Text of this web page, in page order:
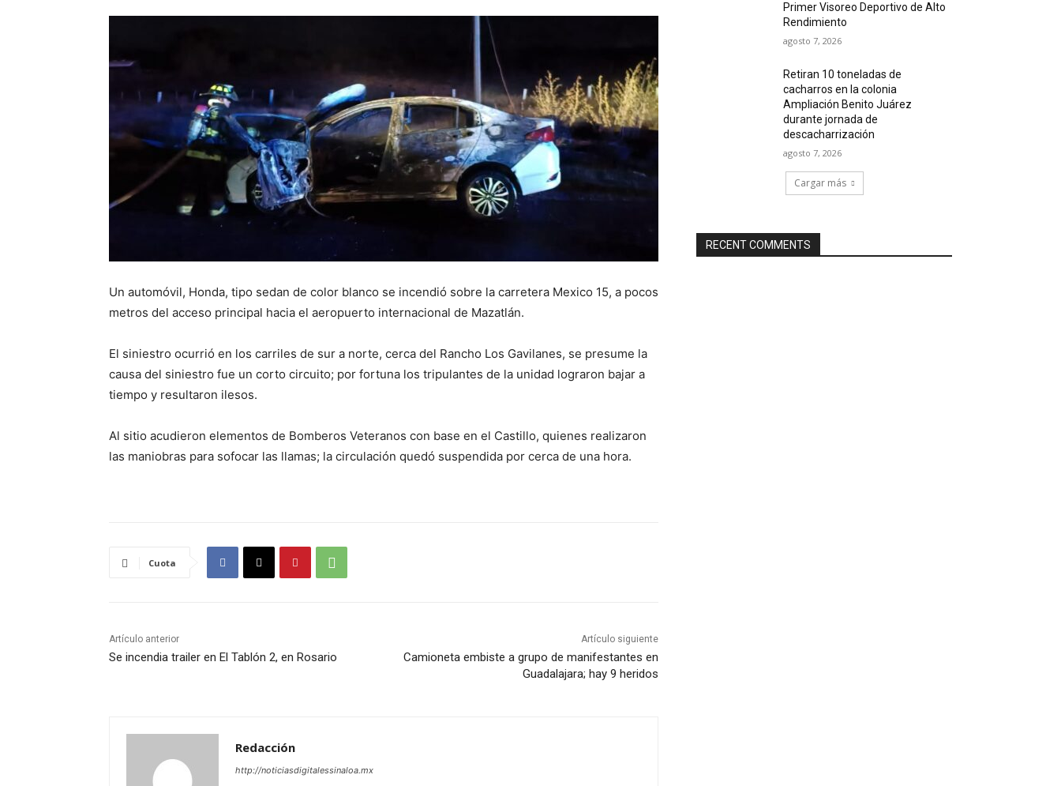
Un automóvil, Honda, tipo sedan de color blanco se incendió sobre la carretera Mexico 15, a pocos
metros del acceso principal hacia el aeropuerto internacional de Mazatlán.
El siniestro ocurrió en los carriles de sur a norte, cerca del Rancho Los Gavilanes, se presume la
causa del siniestro fue un corto circuito; por fortuna los tripulantes de la unidad lograron bajar a
tiempo y resultaron ilesos.
Al sitio acudieron elementos de Bomberos Veteranos con base en el Castillo, quienes realizaron
las maniobras para sofocar las llamas; la circulación quedó suspendida por cerca de una hora.
Cuota
Artículo anterior
Se incendia trailer en El Tablón 2, en Rosario
Artículo siguiente
Camioneta embiste a grupo de manifestantes en
Guadalajara; hay 9 heridos
Redacción
http://noticiasdigitalessinaloa.mx
Primer Visoreo Deportivo de Alto
Rendimiento
agosto 7, 2026
Retiran 10 toneladas de
cacharros en la colonia
Ampliación Benito Juárez
durante jornada de
descacharrización
agosto 7, 2026
Cargar más
RECENT COMMENTS